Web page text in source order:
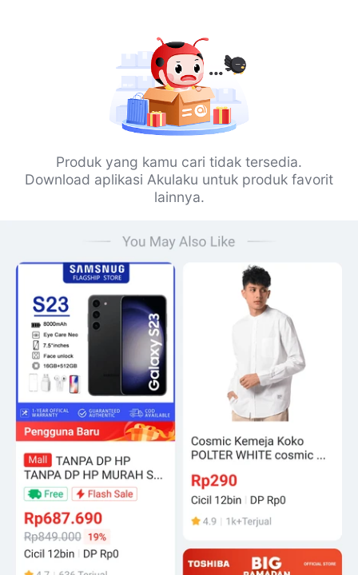
Produk yang kamu cari tidak tersedia.
Download aplikasi Akulaku untuk produk favorit
lainnya.